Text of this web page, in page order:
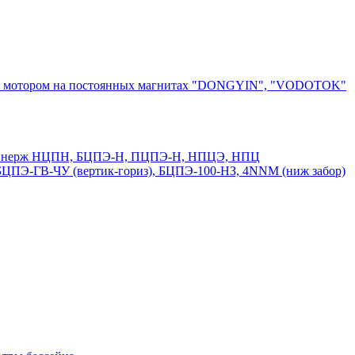
мотором на постоянных магнитах "DONGYIN", "VODOTOK"
и нерж НЦПН, БЦПЭ-Н, ПЦПЭ-Н, НПЦЭ, НПЦ
ГВ-ЧУ (вертик-гориз), БЦПЭ-100-НЗ, 4NNM (ниж забор)